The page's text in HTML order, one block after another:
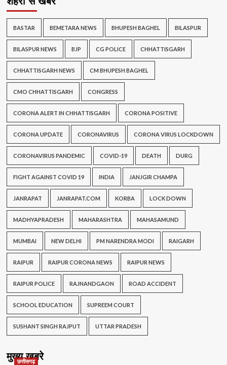
BASTAR BEMETARA NEWS BHUPESH BAGHEL BILASPUR
BILASPUR NEWS BJP CG POLICE CHHATTISGARH
CHHATTISGARH NEWS CM BHUPESH BAGHEL
CMO CHHATTISGARH CONGRESS
CORONA ALERT IN CHHATTISGARH CORONA POSITIVE
CORONA UPDATE CORONAVIRUS CORONA VIRUS LOCKDOWN
CORONAVIRUS PANDEMIC COVID-19 DEATH DURG
FIGHT AGAINST COVID 19 INDIA JANJGIR CHAMPA
JANRAPAT JANRAPAT.COM KORBA LOCK DOWN
MADHYAPRADESH MAHARASHTRA MAHASAMUND
MUMBAI NEW DELHI PM NARENDRA MODI RAIGARH
RAIPUR RAIPUR CORONA NEWS RAIPUR NEWS
RAIPUR POLICE RAJNANDGAON ROAD ACCIDENT
SCHOOL EDUCATION SUPREEM COURT
SUSHANT SINGH RAJPUT UTTAR PRADESH
मुख्य खबरे
छत्तीसगढ़